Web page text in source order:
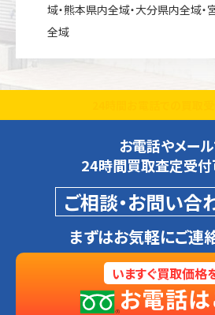
域・熊本県内全域・大分県内全域・
全域
お電話やメール
24時間買取査定受付
ご相談・お問い合
まずはお気軽にご連
いますぐ買取価格
お電話は